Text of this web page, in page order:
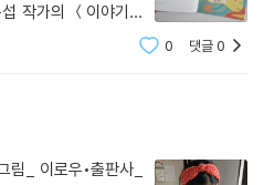
작가의 ＜이야기의
년 겨울 1권을 읽고 특
0 댓글0
림_ 이로우•출판사_